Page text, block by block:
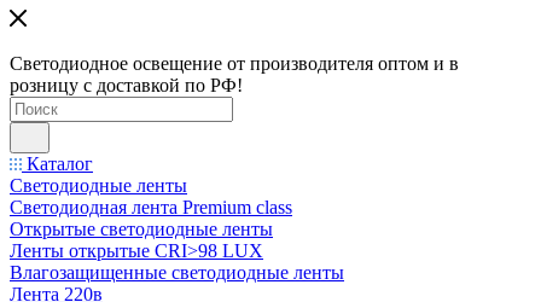
Светодиодное освещение от производителя оптом и в
розницу с доставкой по РФ!
Каталог
Светодиодные ленты
Светодиодная лента Premium class
Открытые светодиодные ленты
Ленты открытые CRI>98 LUX
Влагозащищенные светодиодные ленты
Лента 220в